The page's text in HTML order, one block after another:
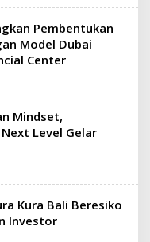
Pembentukan
Model Dubai
Center
Mindset,
Level Gelar
Kura Bali Beresiko
Investor